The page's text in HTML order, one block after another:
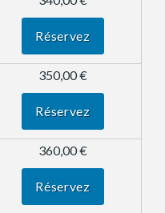
Réservez
350,00 €
Réservez
360,00 €
Réservez